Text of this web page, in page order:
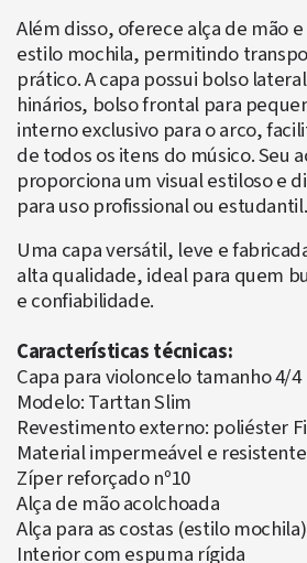
Além disso, oferece alça de mão e
estilo mochila, permitindo
prático. A capa possui bolso
hinários, bolso frontal para
interno exclusivo para o arco,
de todos os itens do músico. Seu
proporciona um visual estiloso e
para uso profissional ou estudantil.
Uma capa versátil, leve e
alta qualidade, ideal para quem
e confiabilidade.
Características técnicas:
Capa para violoncelo tamanho 4/4
Modelo: Tarttan Slim
Revestimento externo: poliéster
Material impermeável e resistente
Zíper reforçado nº10
Alça de mão acolchoada
Alça para as costas (estilo mochila)
Interior com espuma rígida